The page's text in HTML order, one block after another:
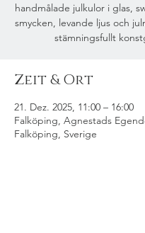
handmålade julkulor i glas,
smycken, levande ljus och
stämningsfullt
Zeit & Ort
21. Dez. 2025, 11:00 – 16:00
Falköping, Agnestads
Falköping, Sverige